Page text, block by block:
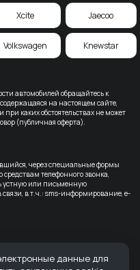
автомобилей обращайтесь к
на настоящем сайте,
каких обстоятельствах не может
(публичная оферта).
через специальные формы
телефонного звонка,
устную или письменную
в т.ч.: sms-информирование, e-
от 08.07.2015. Партнер по
РФ № 0928
Xcite Jaecoo
Volkswagen Knewstar
данные для